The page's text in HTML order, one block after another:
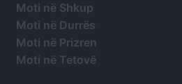
Moti në Shkup
Moti në Durrës
Moti në Prizren
Moti në Tetovë